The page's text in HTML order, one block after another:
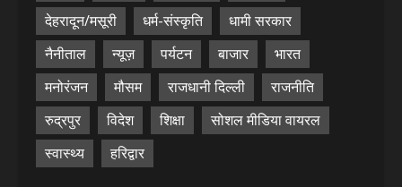
देहरादून/मसूरी
धर्म-संस्कृति
धामी सरकार
नैनीताल
न्यूज़ पर्यटन बाजार
भारत
मनोरंजन
मौसम राजधानी दिल्ली
राजनीति
रुद्रपुर
विदेश शिक्षा
सोशल मीडिया वायरल
स्वास्थ्य
हरिद्वार